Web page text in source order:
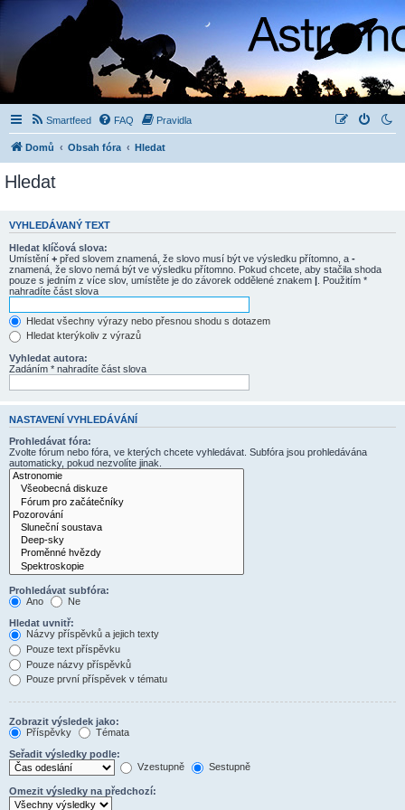
Smartfeed FAQ Pravidla
Domů Obsah fóra Hledat
Hledat
VYHLEDÁVANÝ TEXT
Hledat klíčová slova:
Umístění + před slovem znamená, že slovo musí být ve výsledku přítomno, a -
znamená, že slovo nemá být ve výsledku přítomno. Pokud chcete, aby stačila shoda
pouze s jedním z více slov, umístěte je do závorek oddělené znakem | . Použitím *
nahradíte část slova
Hledat všechny výrazy nebo přesnou shodu s dotazem
Hledat kterýkoliv z výrazů
Vyhledat autora:
Zadáním * nahradíte část slova
NASTAVENÍ VYHLEDÁVÁNÍ
Prohledávat fóra:
Zvolte fórum nebo fóra, ve kterých chcete vyhledávat. Subfóra jsou prohledávána
automaticky, pokud nezvolíte jinak.
Prohledávat subfóra:
Ano
Ne
Hledat uvnitř:
Názvy příspěvků a jejich texty
Pouze text příspěvku
Pouze názvy příspěvků
Pouze první příspěvek v tématu
Zobrazit výsledek jako:
Příspěvky
Témata
Seřadit výsledky podle:
Vzestupně
Sestupně
Omezit výsledky na předchozí: